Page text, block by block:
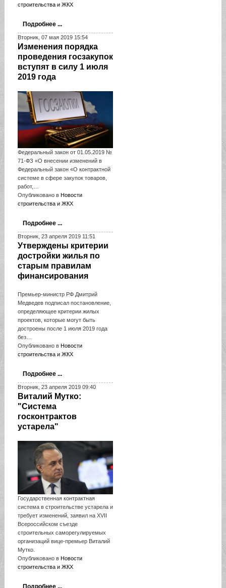
строительства и ЖКХ
Подробнее ...
Вторник, 07 мая 2019 15:54
Изменения порядка
проведения госзакупок
вступят в силу 1 июля
2019 года
Федеральный закон от 01.05.2019 №
71-ФЗ «О внесении изменений в
Федеральный закон «О контрактной
системе в сфере закупок товаров,
работ,…
Опубликовано в Новости
строительства и ЖКХ
Подробнее ...
Вторник, 23 апреля 2019 11:51
Утверждены критерии
достройки жилья по
старым правилам
финансирования
Премьер-министр РФ Дмитрий
Медведев подписал постановление,
определяющее критерии жилых
проектов, которые могут быть
достроены после 1 июля 2019 года
без…
Опубликовано в Новости
строительства и ЖКХ
Подробнее ...
Вторник, 23 апреля 2019 09:40
Виталий Мутко:
"Система
госконтрактов
устарела"
Государственная контрактная
система в строительстве устарела и
требует изменений, заявил на XVII
Всероссийском съезде
строительных саморегулируемых
организаций вице-премьер Виталий
Мутко.
Опубликовано в Новости
строительства и ЖКХ
Подробнее ...